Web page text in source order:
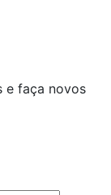
e faça novos